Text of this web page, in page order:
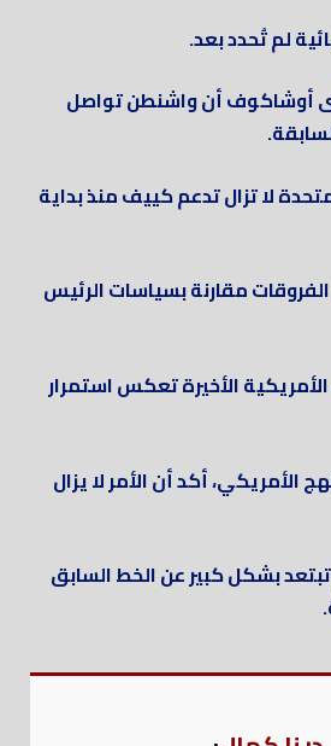
لم تُحدد بعد.
أوشاكوف أن واشنطن تواصل
لا تزال تدعم كييف منذ بداية
مقارنة بسياسات الرئيس
الأخيرة تعكس استمرار
الأمريكي، أكد أن الأمر لا يزال
بشكل كبير عن الخط السابق